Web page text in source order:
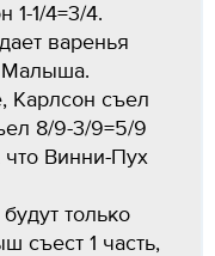
1-1/4=3/4.
варенья
Малыша.
Карлсон съел
8/9-3/9=5/9
что Винни-Пух
только
съест 1 часть,